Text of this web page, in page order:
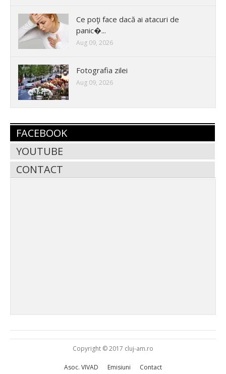
Ce poţi face dacă ai atacuri de
panic�...
Aug 09, 2026
Fotografia zilei
Aug 09, 2026
FACEBOOK
YOUTUBE
CONTACT
Copyright © 2017 cluj-am.ro
Asoc. VIVAD Emisiuni Contact